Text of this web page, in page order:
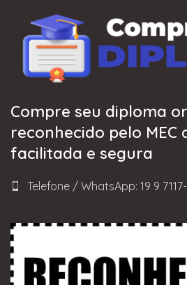
Compre seu diploma
reconhecido pelo MEC
facilitada e segura
Telefone / WhatsApp: 19 9